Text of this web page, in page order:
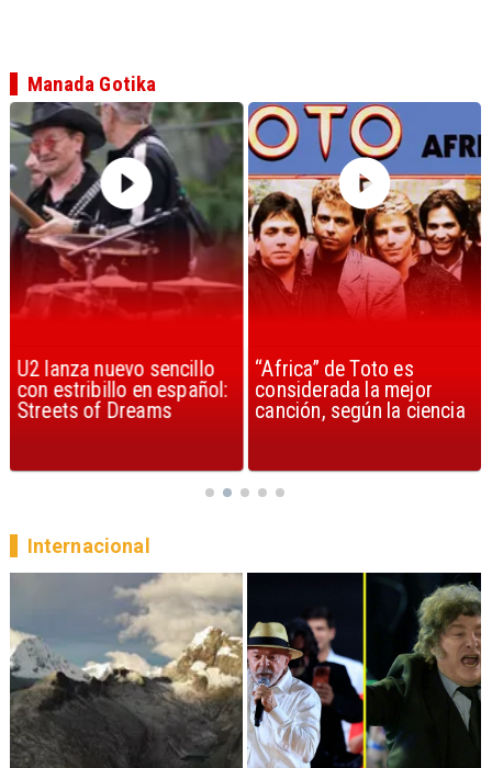
U2 lanza nuevo sencillo
con estribillo en español:
Streets of Dreams
“Africa” de Toto es
considerada la mejor
canción, según la ciencia
Manada Gotika
Internacional